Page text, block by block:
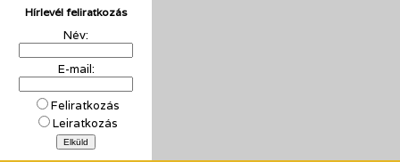
Hírlevél feliratkozás
Név:
E-mail:
Feliratkozás
Leiratkozás